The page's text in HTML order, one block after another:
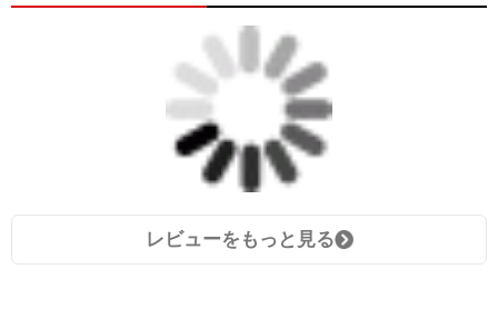
レビューをもっと見る